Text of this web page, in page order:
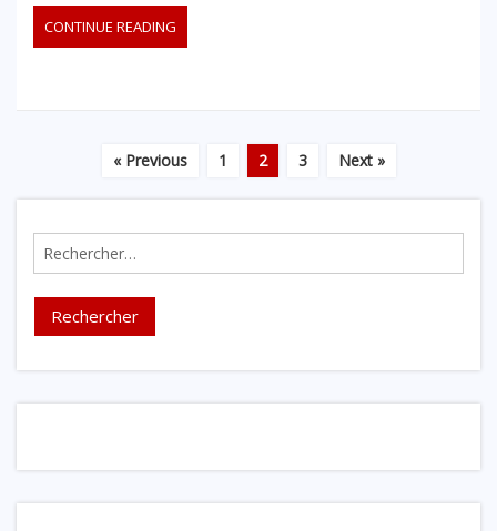
CONTINUE READING
« Previous 1 2 3 Next »
Rechercher :